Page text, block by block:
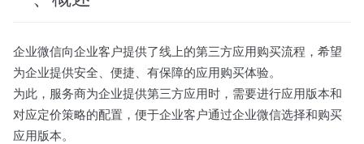
企业微信向企业客户提供了线上的第三方应用购买流程，希望
为企业提供安全、便捷、有保障的应用购买体验。
为此，服务商为企业提供第三方应用时，需要进行应用版本和
对应定价策略的配置，便于企业客户通过企业微信选择和购买
应用版本。